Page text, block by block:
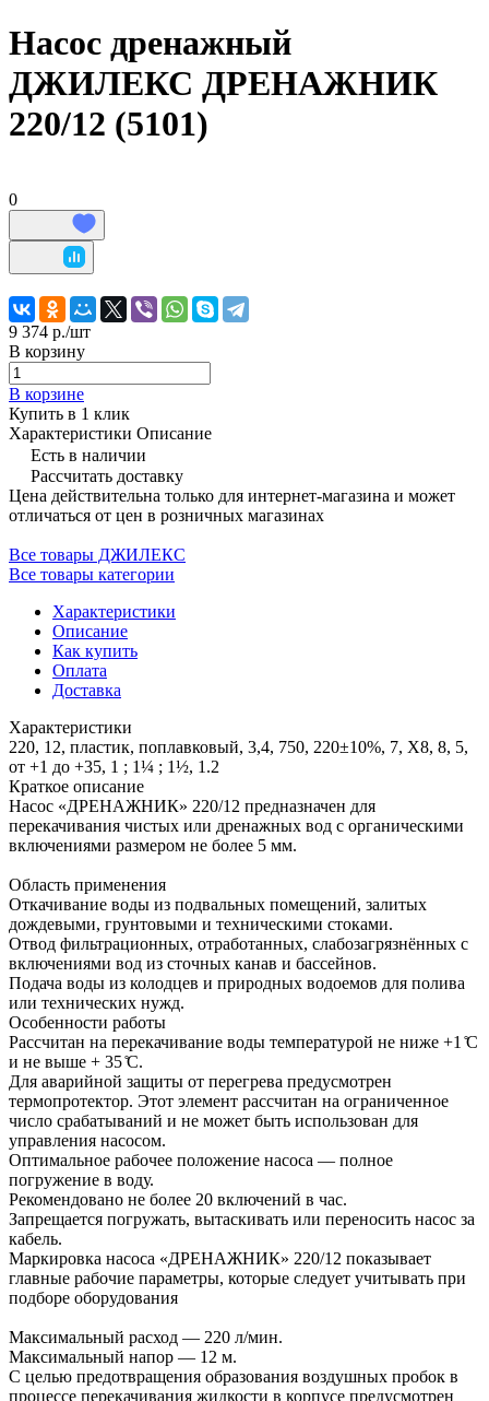
Насос дренажный
ДЖИЛЕКС ДРЕНАЖНИК
220/12 (5101)
0
9 374 р./шт
В корзину
В корзине
Купить в 1 клик
Характеристики Описание
Есть в наличии
Рассчитать доставку
Цена действительна только для интернет-магазина и может
отличаться от цен в розничных магазинах
Все товары ДЖИЛЕКС
Все товары категории
Характеристики
Описание
Как купить
Оплата
Доставка
Характеристики
220, 12, пластик, поплавковый, 3,4, 750, 220±10%, 7, X8, 8, 5,
от +1 до +35, 1 ; 1¼ ; 1½, 1.2
Краткое описание
Насос «ДРЕНАЖНИК» 220/12 предназначен для
перекачивания чистых или дренажных вод с органическими
включениями размером не более 5 мм.
Область применения
Откачивание воды из подвальных помещений, залитых
дождевыми, грунтовыми и техническими стоками.
Отвод фильтрационных, отработанных, слабозагрязнённых с
включениями вод из сточных канав и бассейнов.
Подача воды из колодцев и природных водоемов для полива
или технических нужд.
Особенности работы
Рассчитан на перекачивание воды температурой не ниже +1 ̊С
и не выше + 35 ̊С.
Для аварийной защиты от перегрева предусмотрен
термопротектор. Этот элемент рассчитан на ограниченное
число срабатываний и не может быть использован для
управления насосом.
Оптимальное рабочее положение насоса — полное
погружение в воду.
Рекомендовано не более 20 включений в час.
Запрещается погружать, вытаскивать или переносить насос за
кабель.
Маркировка насоса «ДРЕНАЖНИК» 220/12 показывает
главные рабочие параметры, которые следует учитывать при
подборе оборудования
Максимальный расход — 220 л/мин.
Максимальный напор — 12 м.
С целью предотвращения образования воздушных пробок в
процессе перекачивания жидкости в корпусе предусмотрен